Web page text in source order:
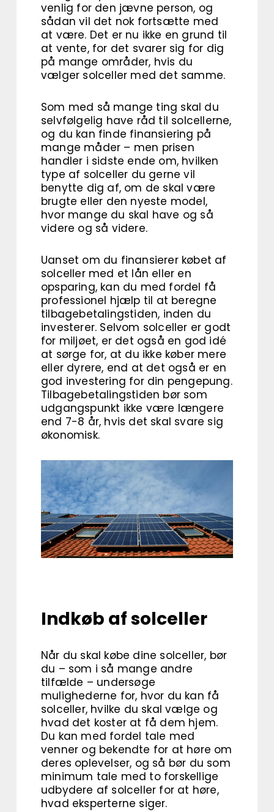
venlig for den jævne person, og
sådan vil det nok fortsætte med
at være. Det er nu ikke en grund til
at vente, for det svarer sig for dig
på mange områder, hvis du
vælger solceller med det samme.
Som med så mange ting skal du
selvfølgelig have råd til solcellerne,
og du kan finde finansiering på
mange måder – men prisen
handler i sidste ende om, hvilken
type af solceller du gerne vil
benytte dig af, om de skal være
brugte eller den nyeste model,
hvor mange du skal have og så
videre og så videre.
Uanset om du finansierer købet af
solceller med et lån eller en
opsparing, kan du med fordel få
professionel hjælp til at beregne
tilbagebetalingstiden, inden du
investerer. Selvom solceller er godt
for miljøet, er det også en god idé
at sørge for, at du ikke køber mere
eller dyrere, end at det også er en
god investering for din pengepung.
Tilbagebetalingstiden bør som
udgangspunkt ikke være længere
end 7-8 år, hvis det skal svare sig
økonomisk.
Indkøb af solceller
Når du skal købe dine solceller, bør
du – som i så mange andre
tilfælde – undersøge
mulighederne for, hvor du kan få
solceller, hvilke du skal vælge og
hvad det koster at få dem hjem.
Du kan med fordel tale med
venner og bekendte for at høre om
deres oplevelser, og så bør du som
minimum tale med to forskellige
udbydere af solceller for at høre,
hvad eksperterne siger.